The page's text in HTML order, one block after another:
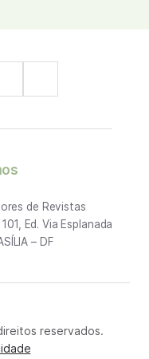
de Revistas
Ed. Via Esplanada
– DF
reservados.